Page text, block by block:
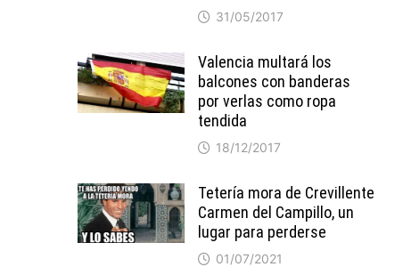
31/05/2017
Valencia multará los
balcones con banderas
por verlas como ropa
tendida
18/12/2017
Tetería mora de Crevillente
Carmen del Campillo, un
lugar para perderse
01/07/2021